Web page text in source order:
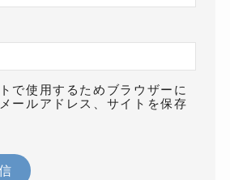
で使用するためブラウザーに
ールアドレス、サイトを保存